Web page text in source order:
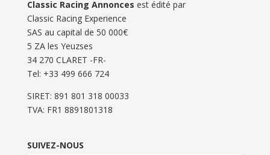
Classic Racing Annonces est édité par
Classic Racing Experience
SAS au capital de 50 000€
5 ZA les Yeuzses
34 270 CLARET -FR-
Tel: ‭+33 499 666 724‬
SIRET: 891 801 318 00033
TVA: FR1 8891801318
SUIVEZ-NOUS